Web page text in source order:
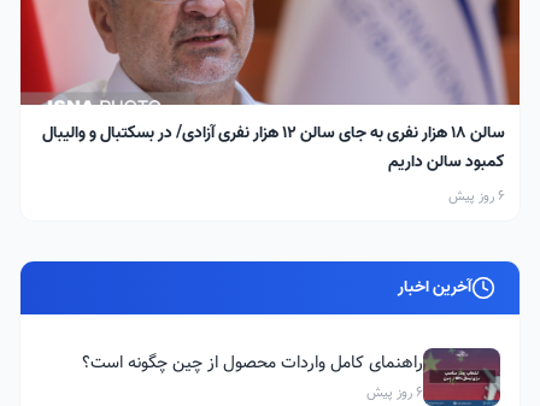
سالن ۱۸ هزار نفری به جای سالن ۱۲ هزار نفری آزادی/ در بسکتبال و والیبال
کمبود سالن داریم
6 روز پیش
آخرین اخبار
راهنمای کامل واردات محصول از چین چگونه است؟
6 روز پیش